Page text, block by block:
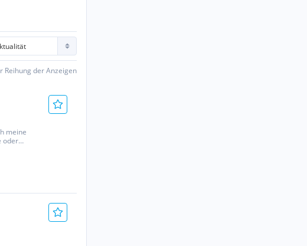
Reihung der Anzeigen
meine
oder